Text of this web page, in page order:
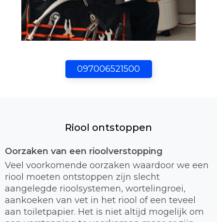
097006521500
Riool ontstoppen
Oorzaken van een rioolverstopping
Veel voorkomende oorzaken waardoor we een
riool moeten ontstoppen zijn slecht
aangelegde rioolsystemen, wortelingroei,
aankoeken van vet in het riool of een teveel
aan toiletpapier. Het is niet altijd mogelijk om